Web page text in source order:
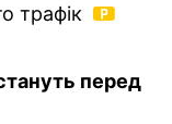
трафік
перед